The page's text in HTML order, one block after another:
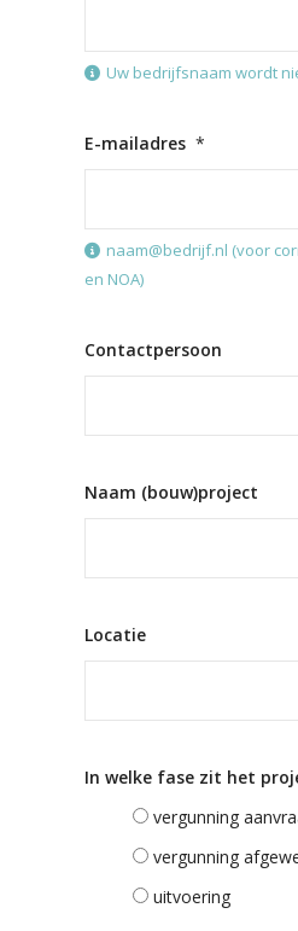
Uw bedrijfsnaam wordt
E-mailadres *
naam@bedrijf.nl (voor
en NOA)
Contactpersoon
Naam (bouw)project
Locatie
In welke fase zit het
vergunning
vergunning
uitvoering